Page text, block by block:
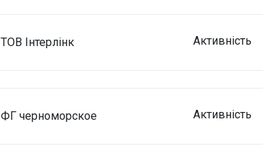
ТОВ Інтерлінк Активність
ФГ черноморское Активність